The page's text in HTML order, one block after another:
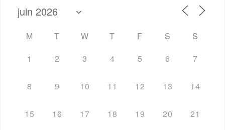
M T W T F S
S
1
2 3 4 5 6 7
8 9 10 11 12 13 14
15 16 17 18 19 20 21